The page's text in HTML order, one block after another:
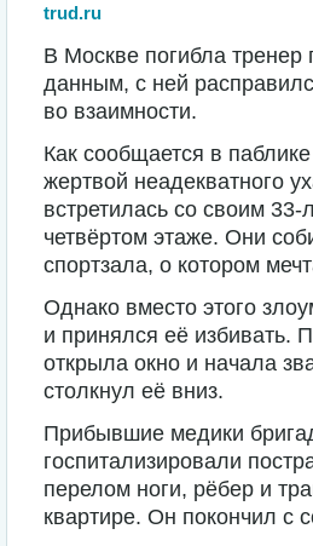
trud.ru
В Москве погибла
данным, с ней
во взаимности.
Как сообщается в паблике
жертвой неадекватного
встретилась со своим
четвёртом этаже. Они
спортзала, о котором
Однако вместо этого
и принялся её избивать.
открыла окно и начала
столкнул её вниз.
Прибывшие медики
госпитализировали
перелом ноги, рёбер и
квартире. Он покончил с